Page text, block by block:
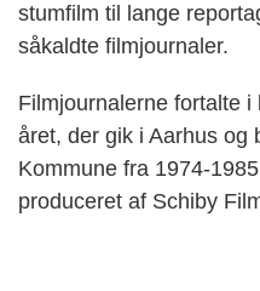
stumfilm til lange
såkaldte filmjournaler.
Filmjournalerne fortalte
året, der gik i Aarhus og
Kommune fra 1974-
produceret af Schiby